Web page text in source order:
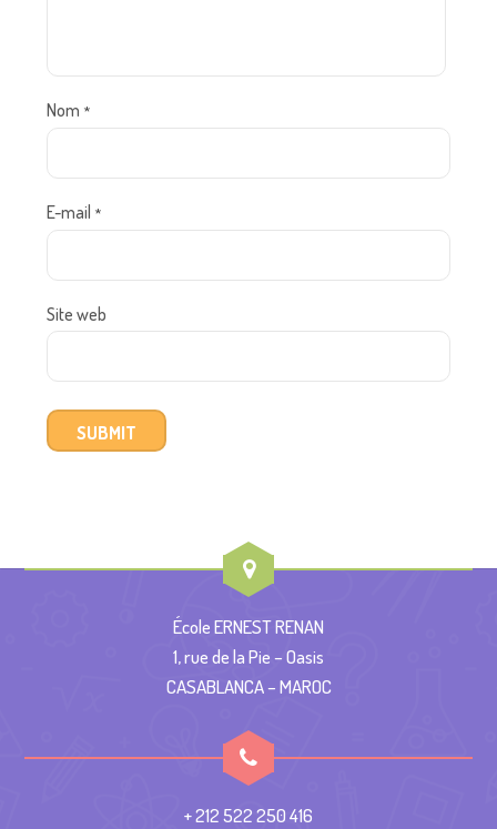
Nom *
E-mail *
Site web
École ERNEST RENAN
1, rue de la Pie – Oasis
CASABLANCA – MAROC
+ 212 522 250 416